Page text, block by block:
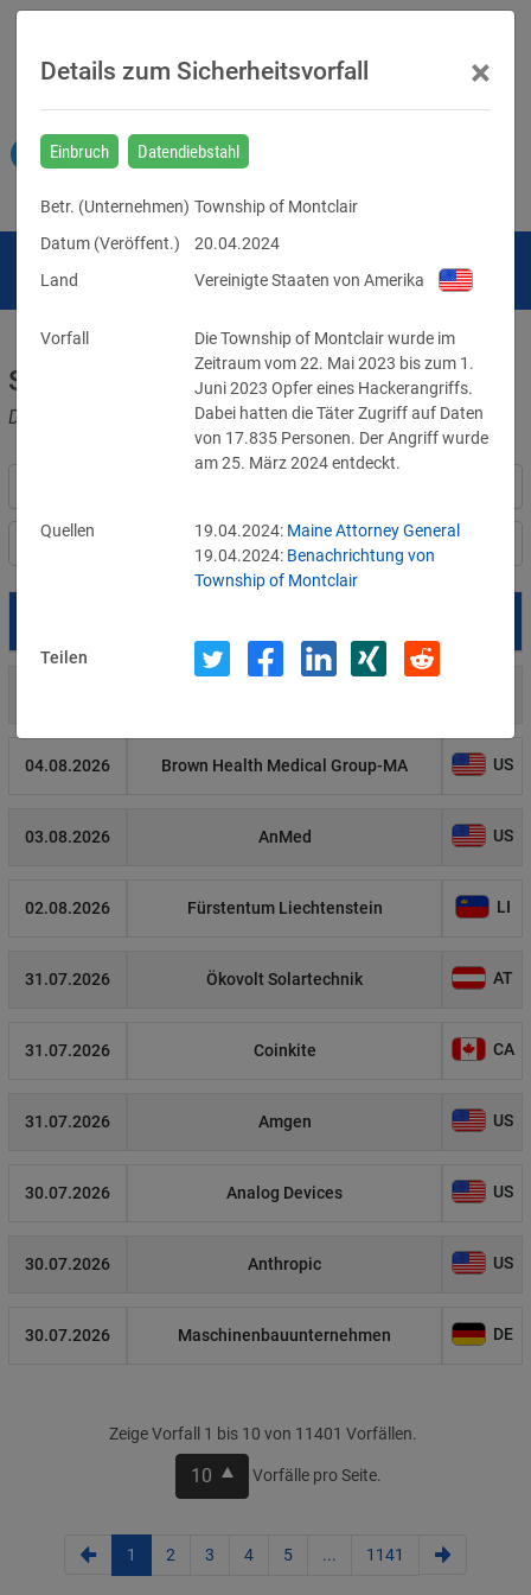
Sicherheitsvorfälle
Datenpannen, Cyber-Angriffe und Schwachstellen
Filter Länderauswahl
04.08.2026 Brown Health Medical Group-MA US
03.08.2026 AnMed US
02.08.2026 Fürstentum Liechtenstein LI
31.07.2026 Ökovolt Solartechnik AT
31.07.2026 Coinkite CA
31.07.2026 Amgen US
30.07.2026 Analog Devices US
30.07.2026 Anthropic US
30.07.2026 Maschinenbauunternehmen DE
Zeige Vorfall 1 bis 10 von 11401 Vorfällen.
10 Vorfälle pro Seite.
1 2 3 4 5 ... 1141
Details zum Sicherheitsvorfall ×
Einbruch Datendiebstahl
Betr. (Unternehmen) Township of Montclair
Datum (Veröffent.)
20.04.2024
Land
Vereinigte Staaten von Amerika
Vorfall
Die Township of Montclair wurde im
Zeitraum vom 22. Mai 2023 bis zum 1.
Juni 2023 Opfer eines Hackerangriffs.
Dabei hatten die Täter Zugriff auf Daten
von 17.835 Personen. Der Angriff wurde
am 25. März 2024 entdeckt.
Quellen 19.04.2024: Maine Attorney General
19.04.2024: Benachrichtung von
Township of Montclair
Teilen